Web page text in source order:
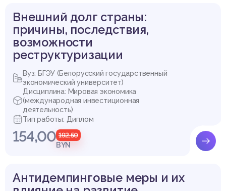
Внешний долг страны:
причины, последствия,
возможности
реструктуризации
Вуз: БГЭУ (Белорусский государственный
экономический университет)
Дисциплина: Мировая экономика
(международная инвестиционная
деятельность)
Тип работы: Диплом
154,00 192,50
BYN
Антидемпинговые меры и их